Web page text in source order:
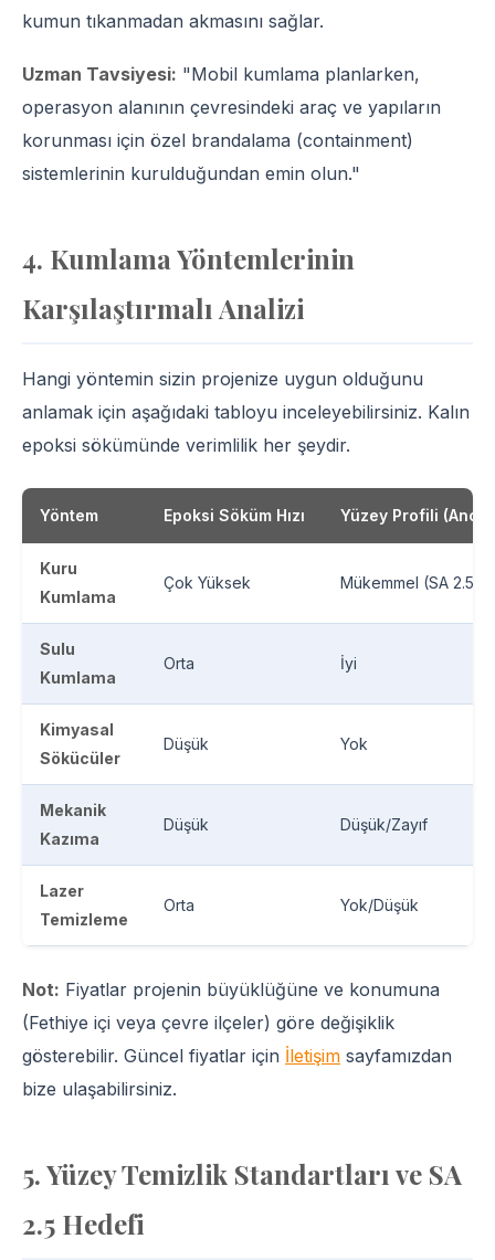
kumun tıkanmadan akmasını sağlar.
Uzman Tavsiyesi: "Mobil kumlama planlarken,
operasyon alanının çevresindeki araç ve yapıların
korunması için özel brandalama (containment)
sistemlerinin kurulduğundan emin olun."
4. Kumlama Yöntemlerinin
Karşılaştırmalı Analizi
Hangi yöntemin sizin projenize uygun olduğunu
anlamak için aşağıdaki tabloyu inceleyebilirsiniz. Kalın
epoksi sökümünde verimlilik her şeydir.
Yöntem Epoksi Söküm Hızı Yüzey Profili
Kuru
Kumlama
Çok Yüksek Mükemmel (SA 2.5/3)
Sulu
Kumlama
Orta İyi
Kimyasal
Sökücüler
Düşük Yok
Mekanik
Kazıma
Düşük Düşük/Zayıf
Lazer
Temizleme
Orta Yok/Düşük
Not: Fiyatlar projenin büyüklüğüne ve konumuna
(Fethiye içi veya çevre ilçeler) göre değişiklik
gösterebilir. Güncel fiyatlar için İletişim sayfamızdan
bize ulaşabilirsiniz.
5. Yüzey Temizlik Standartları ve SA
2.5 Hedefi